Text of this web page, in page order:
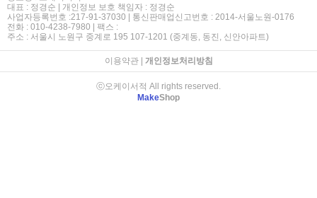
대표 : 정경순 | 개인정보 보호 책임자 : 정경순
사업자등록번호 :217-91-37030 | 통신판매업신고번호 : 2014-서울노원-0176
전화 : 010-4238-7980 | 팩스 :
주소 : 서울시 노원구 중계로 195 107-1201 (중계동, 동진, 신안아파트)
이용약관| 개인정보처리방침
ⓒ오케이서적 All rights reserved.
MakeShop